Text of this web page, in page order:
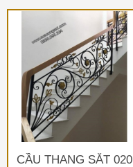
CẦU THANG SẮT 020